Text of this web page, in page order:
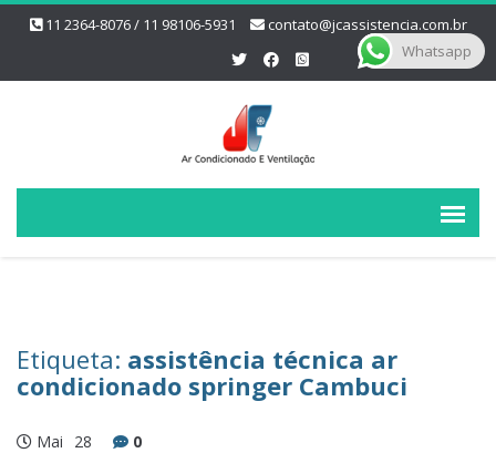
11 2364-8076 / 11 98106-5931 contato@jcassistencia.com.br
Etiqueta: assistência técnica ar
condicionado springer Cambuci
Mai 28 0
Whatsapp